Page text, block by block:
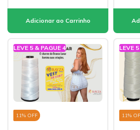
LEVE 5 & PAGUE 4
11% OFF
LEVE
11%